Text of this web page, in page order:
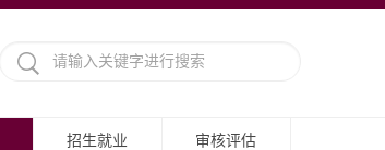
招生就业 审核评估